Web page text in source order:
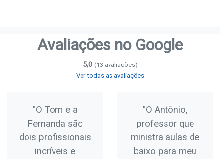
Avaliações no Google
5,0 (13 avaliações)
Ver todas as avaliações
"O Tom e a
Fernanda são
dois profissionais
incríveis e
"O Antônio,
professor que
ministra aulas de
baixo para meu